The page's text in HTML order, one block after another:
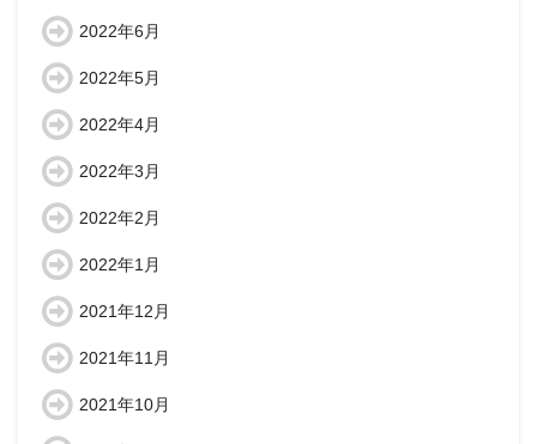
2022年6月
2022年5月
2022年4月
2022年3月
2022年2月
2022年1月
2021年12月
2021年11月
2021年10月